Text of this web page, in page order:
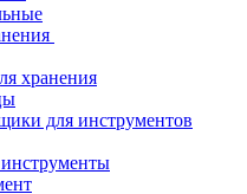
хранения
для инструментов